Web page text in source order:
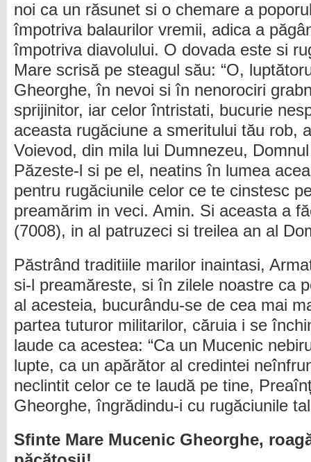
noi ca un răsunet si o chemare a
împotriva balaurilor vremii, adica a
împotriva diavolului. O dovada este si
Mare scrisă pe steagul său: “O,
Gheorghe, în nevoi si în nenorociri
sprijinitor, iar celor întristati, bucurie
aceasta rugăciune a smeritului tău rob,
Voievod, din mila lui Dumnezeu,
Păzeste-l si pe el, neatins în lumea
pentru rugăciunile celor ce te cinstesc
preamărim in veci. Amin. Si aceasta a
(7008), in al patruzeci si treilea an al
Păstrând traditiile marilor inaintasi,
si-l preamăreste, si în zilele noastre ca
al acesteia, bucurându-se de cea mai
partea tuturor militarilor, căruia i se
laude ca acestea: “Ca un Mucenic
lupte, ca un apărător al credintei
neclintit celor ce te laudă pe tine,
Gheorghe, îngrădindu-i cu rugăciunile
Sfinte Mare Mucenic Gheorghe,